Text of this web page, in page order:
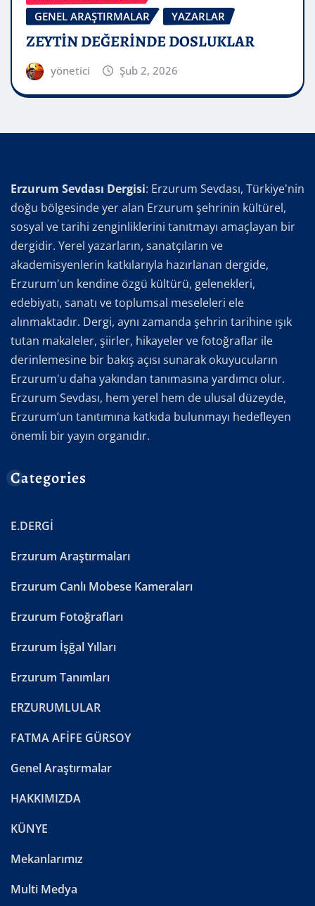
GENEL ARAŞTIRMALAR
YAZARLAR
ZEYTİN DEĞERİNDE DOSLUKLAR
yönetici Şub 2, 2026
Erzurum Sevdası Dergisi: Erzurum Sevdası, Türkiye'nin
doğu bölgesinde yer alan Erzurum şehrinin kültürel,
sosyal ve tarihi zenginliklerini tanıtmayı amaçlayan bir
dergidir. Yerel yazarların, sanatçıların ve
akademisyenlerin katkılarıyla hazırlanan dergide,
Erzurum'un kendine özgü kültürü, gelenekleri,
edebiyatı, sanatı ve toplumsal meseleleri ele
alınmaktadır. Dergi, aynı zamanda şehrin tarihine ışık
tutan makaleler, şiirler, hikayeler ve fotoğraflar ile
derinlemesine bir bakış açısı sunarak okuyucuların
Erzurum'u daha yakından tanımasına yardımcı olur.
Erzurum Sevdası, hem yerel hem de ulusal düzeyde,
Erzurum’un tanıtımına katkıda bulunmayı hedefleyen
önemli bir yayın organıdır.
Categories
E.DERGİ
Erzurum Araştırmaları
Erzurum Canlı Mobese Kameraları
Erzurum Fotoğrafları
Erzurum İşğal Yılları
Erzurum Tanımları
ERZURUMLULAR
FATMA AFİFE GÜRSOY
Genel Araştırmalar
HAKKIMIZDA
KÜNYE
Mekanlarımız
Multi Medya